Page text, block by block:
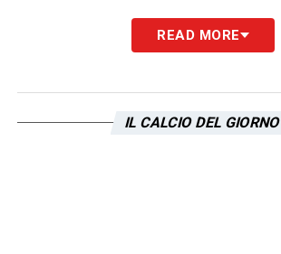
READ MORE
IL CALCIO DEL GIORNO